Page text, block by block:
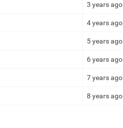
3 years ago
4 years ago
5 years ago
6 years ago
7 years ago
8 years ago